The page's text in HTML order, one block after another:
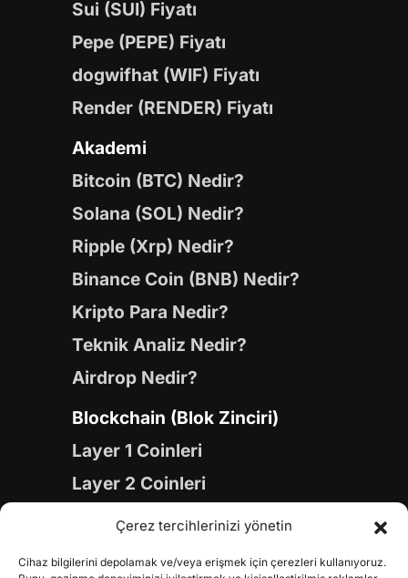
Çerez tercihlerinizi yönetin
Cihaz bilgilerini depolamak ve/veya erişmek için çerezleri kullanıyoruz.
Sui (SUI) Fiyatı
Pepe (PEPE) Fiyatı
dogwifhat (WIF) Fiyatı
Render (RENDER) Fiyatı
Akademi
Bitcoin (BTC) Nedir?
Solana (SOL) Nedir?
Ripple (Xrp) Nedir?
Binance Coin (BNB) Nedir?
Kripto Para Nedir?
Teknik Analiz Nedir?
Airdrop Nedir?
Blockchain (Blok Zinciri)
Layer 1 Coinleri
Layer 2 Coinleri
Yapay Zeka (AI) Coinleri